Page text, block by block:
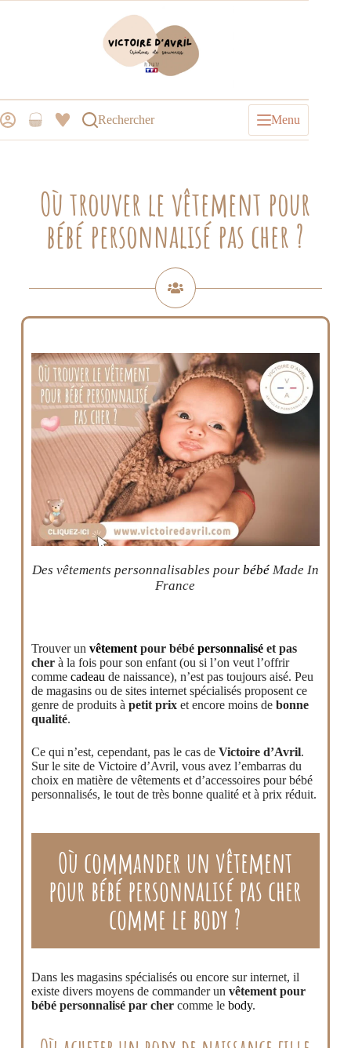
Rechercher Menu
Où trouver le vêtement pour
bébé personnalisé pas cher ?
Des vêtements personnalisables pour bébéMade In
France
Trouver un vêtementpour bébé personnaliséet pas
cherà la fois pour son enfant (ou si l’on veut l’offrir
comme cadeau de naissance), n’est pas toujours aisé. Peu
de magasins ou de sites internet spécialisés proposent ce
genre de produits à petit prixet encore moins de bonne
qualité.
Ce qui n’est, cependant, pas le cas de Victoire d’Avril.
Sur le site de Victoire d’Avril, vous avez l’embarras du
choix en matière de vêtements et d’accessoires pour bébé
personnalisés, le tout de très bonne qualité et à prix réduit.
Où commander un vêtement
pour bébé personnalisé pas cher
comme le body ?
Dans les magasins spécialisés ou encore sur internet, il
existe divers moyens de commander un vêtement pour
bébé personnalisé par chercomme le body.